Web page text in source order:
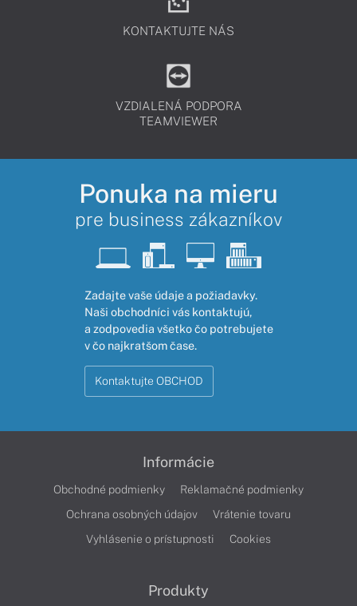
KONTAKTUJTE NÁS
VZDIALENÁ PODPORA
TEAMVIEWER
Ponuka na mieru
pre business zákazníkov
Zadajte vaše údaje a požiadavky.
Naši obchodníci vás kontaktujú,
a zodpovedia všetko čo potrebujete
v čo najkratšom čase.
Kontaktujte OBCHOD
Informácie
Obchodné podmienky
Reklamačné podmienky
Ochrana osobných údajov
Vrátenie tovaru
Vyhlásenie o prístupnosti
Cookies
Produkty